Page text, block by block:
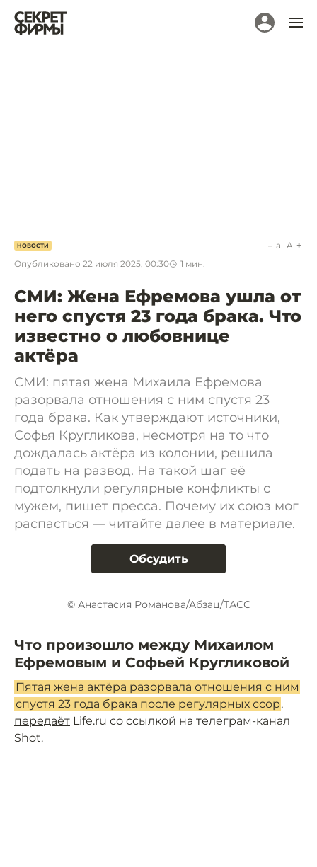
НОВОСТИ
Опубликовано 22 июля 2025, 00:30 1 мин.
a A
СМИ: Жена Ефремова ушла от
него спустя 23 года брака. Что
известно о любовнице
актёра
СМИ: пятая жена Михаила Ефремова
разорвала отношения с ним спустя 23
года брака. Как утверждают источники,
Софья Кругликова, несмотря на то что
дождалась актёра из колонии, решила
подать на развод. На такой шаг её
подтолкнули регулярные конфликты с
мужем, пишет пресса. Почему их союз мог
распасться — читайте далее в материале.
Обсудить
© Анастасия Романова/Абзац/ТАСС
Что произошло между Михаилом
Ефремовым и Софьей Кругликовой
Пятая жена актёра разорвала отношения с ним
спустя 23 года брака после регулярных ссор,
передаёт Life.ru со ссылкой на телеграм-канал
Shot.